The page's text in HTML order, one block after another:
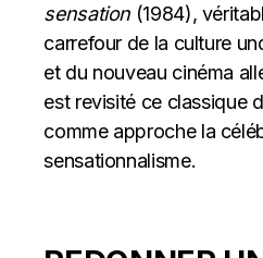
sensation (1984),
carrefour de la culture
et du nouveau cinéma
est revisité ce classique
comme approche la
sensationnalisme.